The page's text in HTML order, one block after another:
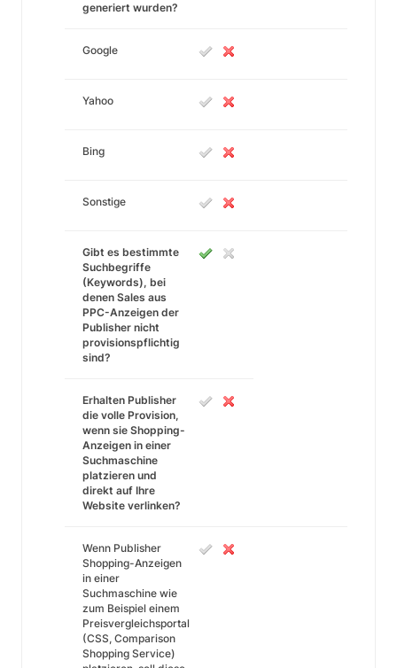
generiert wurden?
Google
Yahoo
Bing
Sonstige
Gibt es bestimmte
Suchbegriffe
(Keywords), bei
denen Sales aus
PPC-Anzeigen der
Publisher nicht
provisionspflichtig
sind?
Erhalten Publisher
die volle Provision,
wenn sie Shopping-
Anzeigen in einer
Suchmaschine
platzieren und
direkt auf Ihre
Website verlinken?
Wenn Publisher
Shopping-Anzeigen
in einer
Suchmaschine wie
zum Beispiel einem
Preisvergleichsportal
(CSS, Comparison
Shopping Service)